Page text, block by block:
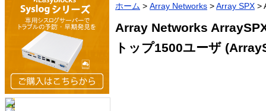
ホーム > Array Networks >Array SPX >
Array Networks
トップ1500ユーザ